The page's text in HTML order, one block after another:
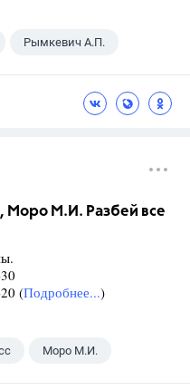
Рымкевич А.П.
Моро М.И. Разбей все
(Подробнее...)
Моро М.И.